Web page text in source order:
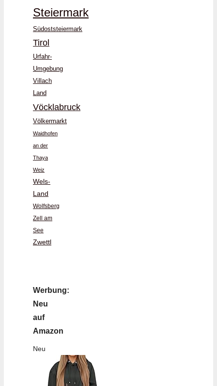
Steiermark
Südoststeiermark
Tirol
Urfahr-
Umgebung
Villach
Land
Vöcklabruck
Völkermarkt
Waidhofen
an der
Thaya
Weiz
Wels-
Land
Wolfsberg
Zell am
See
Zwettl
Werbung:
Neu
auf
Amazon
Neu